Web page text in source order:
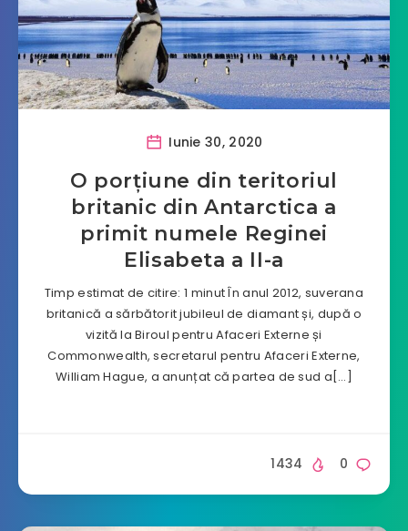
Iunie 30, 2020
O porțiune din teritoriul
britanic din Antarctica a
primit numele Reginei
Elisabeta a II-a
Timp estimat de citire: 1 minut În anul 2012, suverana
britanică a sărbătorit jubileul de diamant și, după o
vizită la Biroul pentru Afaceri Externe și
Commonwealth, secretarul pentru Afaceri Externe,
William Hague, a anunțat că partea de sud a[…]
0
1434